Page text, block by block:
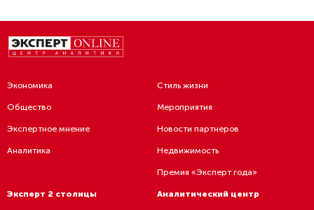
Экономика
Общество
Экспертное мнение
Аналитика
Стиль жизни
Мероприятия
Новости партнеров
Недвижимость
Премия «Эксперт года»
Эксперт 2 столицы Аналитический центр